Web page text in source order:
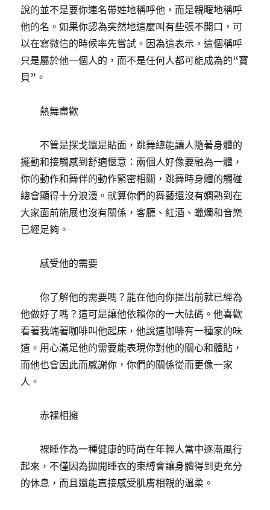
說的並不是要你連名帶姓地稱呼他，而是親暱地稱呼
他的名。如果你認為突然地這麼叫有些張不開口，可
以在寫微信的時候率先嘗試。因為這表示，這個稱呼
只是屬於他一個人的，而不是任何人都可能成為的“寶
貝”。
熱舞盡歡
不管是探戈還是貼面，跳舞總能讓人隨著身體的
擺動和接觸感到舒適愜意：兩個人好像要融為一體，
你的動作和舞伴的動作緊密相關，跳舞時身體的觸碰
總會顯得十分浪漫。就算你們的舞藝還沒有嫻熟到在
大家面前施展也沒有關係，客廳、紅酒、蠟燭和音樂
已經足夠。
感受他的需要
你了解他的需要嗎？能在他向你提出前就已經為
他做好了嗎？這可是讓他依賴你的一大砝碼。他喜歡
看著我端著咖啡叫他起床，他說這咖啡有一種家的味
道。用心滿足他的需要能表現你對他的關心和體貼，
而他也會因此而感謝你，你們的關係從而更像一家
人。
赤裸相擁
裸睡作為一種健康的時尚在年輕人當中逐漸風行
起來，不僅因為拋開睡衣的束縛會讓身體得到更充分
的休息，而且還能直接感受肌膚相親的溫柔。